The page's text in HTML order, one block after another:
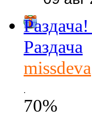
Раздача
missdeva
.
70%